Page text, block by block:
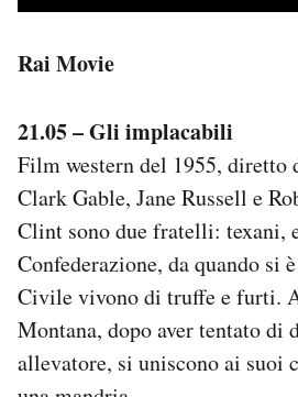
Rai Movie
21.05 – Gli implacabili
Film western del 1955, diretto
Clark Gable, Jane Russell e
Clint sono due fratelli: texani,
Confederazione, da quando si
Civile vivono di truffe e furti.
Montana, dopo aver tentato di
allevatore, si uniscono ai suoi